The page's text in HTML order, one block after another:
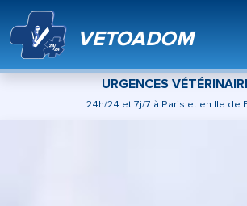
VETOADOM
URGENCES
24h/24 et 7j/7 à Paris et en Ile de